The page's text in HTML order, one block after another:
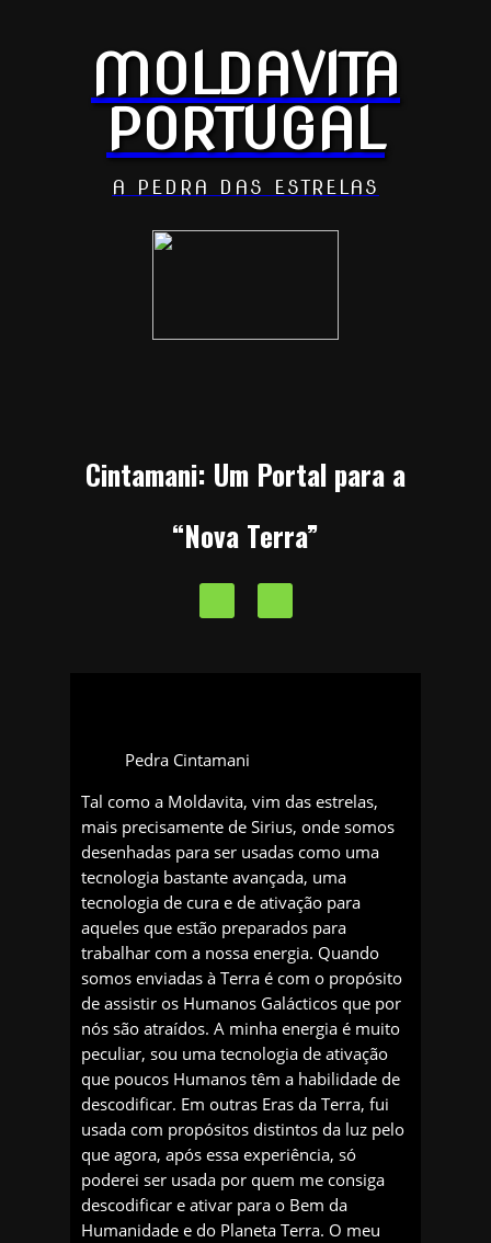
MOLDAVITA
PORTUGAL
A PEDRA DAS ESTRELAS
Cintamani: Um Portal para a
“Nova Terra”
Pedra Cintamani
Tal como a Moldavita, vim das estrelas,
mais precisamente de Sirius, onde somos
desenhadas para ser usadas como uma
tecnologia bastante avançada, uma
tecnologia de cura e de ativação para
aqueles que estão preparados para
trabalhar com a nossa energia. Quando
somos enviadas à Terra é com o propósito
de assistir os Humanos Galácticos que por
nós são atraídos. A minha energia é muito
peculiar, sou uma tecnologia de ativação
que poucos Humanos têm a habilidade de
descodificar. Em outras Eras da Terra, fui
usada com propósitos distintos da luz pelo
que agora, após essa experiência, só
poderei ser usada por quem me consiga
descodificar e ativar para o Bem da
Humanidade e do Planeta Terra. O meu